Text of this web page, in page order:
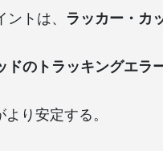
トは、 ラッカー・カ
ドのトラッキングエラ
り安定する。